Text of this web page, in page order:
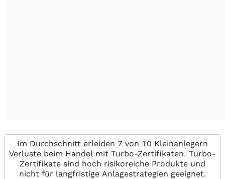
Im Durchschnitt erleiden 7 von 10 Kleinanlegern
Verluste beim Handel mit Turbo-Zertifikaten. Turbo-
Zertifikate sind hoch risikoreiche Produkte und
nicht für langfristige Anlagestrategien geeignet.